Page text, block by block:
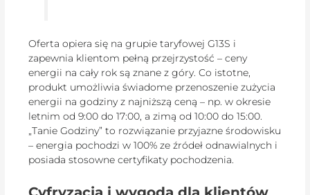
Oferta opiera się na grupie taryfowej G13S i
zapewnia klientom pełną przejrzystość – ceny
energii na cały rok są znane z góry. Co istotne,
produkt umożliwia świadome przenoszenie zużycia
energii na godziny z najniższą ceną – np. w okresie
letnim od 9:00 do 17:00, a zimą od 10:00 do 15:00.
„Tanie Godziny” to rozwiązanie przyjazne środowisku
– energia pochodzi w 100% ze źródeł odnawialnych i
posiada stosowne certyfikaty pochodzenia.